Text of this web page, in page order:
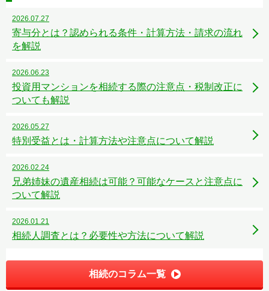
2026.07.27
寄与分とは？認められる条件・計算方法・請求の流れ
を解説
2026.06.23
投資用マンションを相続する際の注意点・税制改正に
ついても解説
2026.05.27
特別受益とは・計算方法や注意点について解説
2026.02.24
兄弟姉妹の遺産相続は可能？可能なケースと注意点に
ついて解説
2026.01.21
相続人調査とは？必要性や方法について解説
相続のコラム一覧